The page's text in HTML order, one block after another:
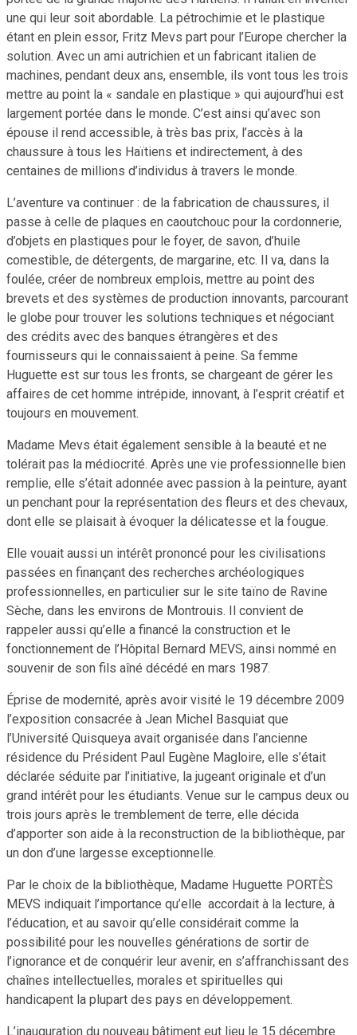
une qui leur soit abordable. La pétrochimie et le plastique
étant en plein essor, Fritz Mevs part pour l’Europe chercher la
solution. Avec un ami autrichien et un fabricant italien de
machines, pendant deux ans, ensemble, ils vont tous les trois
mettre au point la « sandale en plastique » qui aujourd’hui est
largement portée dans le monde. C’est ainsi qu’avec son
épouse il rend accessible, à très bas prix, l’accès à la
chaussure à tous les Haïtiens et indirectement, à des
centaines de millions d’individus à travers le monde.
L’aventure va continuer : de la fabrication de chaussures, il
passe à celle de plaques en caoutchouc pour la cordonnerie,
d’objets en plastiques pour le foyer, de savon, d’huile
comestible, de détergents, de margarine, etc. Il va, dans la
foulée, créer de nombreux emplois, mettre au point des
brevets et des systèmes de production innovants, parcourant
le globe pour trouver les solutions techniques et négociant
des crédits avec des banques étrangères et des
fournisseurs qui le connaissaient à peine. Sa femme
Huguette est sur tous les fronts, se chargeant de gérer les
affaires de cet homme intrépide, innovant, à l’esprit créatif et
toujours en mouvement.
Madame Mevs était également sensible à la beauté et ne
tolérait pas la médiocrité. Après une vie professionnelle bien
remplie, elle s’était adonnée avec passion à la peinture, ayant
un penchant pour la représentation des fleurs et des chevaux,
dont elle se plaisait à évoquer la délicatesse et la fougue.
Elle vouait aussi un intérêt prononcé pour les civilisations
passées en finançant des recherches archéologiques
professionnelles, en particulier sur le site taïno de Ravine
Sèche, dans les environs de Montrouis. Il convient de
rappeler aussi qu’elle a financé la construction et le
fonctionnement de l’Hôpital Bernard MEVS, ainsi nommé en
souvenir de son fils aîné décédé en mars 1987.
Éprise de modernité, après avoir visité le 19 décembre 2009
l’exposition consacrée à Jean Michel Basquiat que
l’Université Quisqueya avait organisée dans l’ancienne
résidence du Président Paul Eugène Magloire, elle s’était
déclarée séduite par l’initiative, la jugeant originale et d’un
grand intérêt pour les étudiants. Venue sur le campus deux ou
trois jours après le tremblement de terre, elle décida
d’apporter son aide à la reconstruction de la bibliothèque, par
un don d’une largesse exceptionnelle.
Par le choix de la bibliothèque, Madame Huguette PORTÈS
MEVS indiquait l’importance qu’elle accordait à la lecture, à
l’éducation, et au savoir qu’elle considérait comme la
possibilité pour les nouvelles générations de sortir de
l’ignorance et de conquérir leur avenir, en s’affranchissant des
chaînes intellectuelles, morales et spirituelles qui
handicapent la plupart des pays en développement.
L’inauguration du nouveau bâtiment eut lieu le 15 décembre